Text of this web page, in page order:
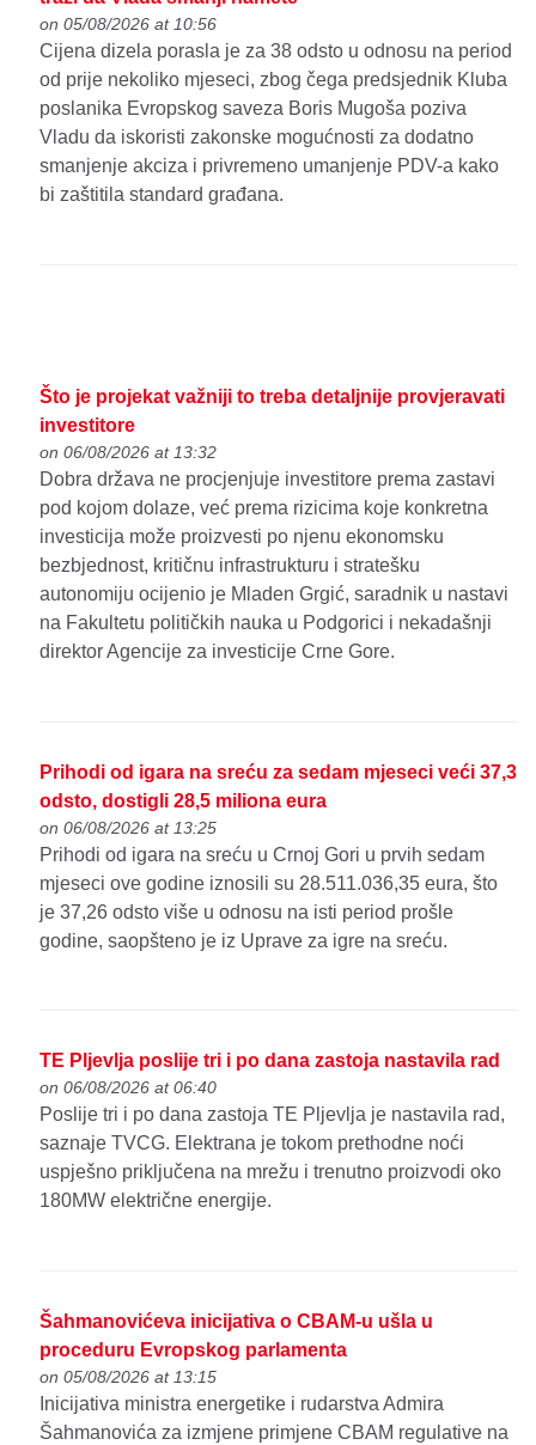
on 05/08/2026 at 10:56
Cijena dizela porasla je za 38 odsto u odnosu na period
od prije nekoliko mjeseci, zbog čega predsjednik Kluba
poslanika Evropskog saveza Boris Mugoša poziva
Vladu da iskoristi zakonske mogućnosti za dodatno
smanjenje akciza i privremeno umanjenje PDV-a kako
bi zaštitila standard građana.
Što je projekat važniji to treba detaljnije provjeravati
investitore
on 06/08/2026 at 13:32
Dobra država ne procjenjuje investitore prema zastavi
pod kojom dolaze, već prema rizicima koje konkretna
investicija može proizvesti po njenu ekonomsku
bezbjednost, kritičnu infrastrukturu i stratešku
autonomiju ocijenio je Mladen Grgić, saradnik u nastavi
na Fakultetu političkih nauka u Podgorici i nekadašnji
direktor Agencije za investicije Crne Gore.
Prihodi od igara na sreću za sedam mjeseci veći 37,3
odsto, dostigli 28,5 miliona eura
on 06/08/2026 at 13:25
Prihodi od igara na sreću u Crnoj Gori u prvih sedam
mjeseci ove godine iznosili su 28.511.036,35 eura, što
je 37,26 odsto više u odnosu na isti period prošle
godine, saopšteno je iz Uprave za igre na sreću.
TE Pljevlja poslije tri i po dana zastoja nastavila rad
on 06/08/2026 at 06:40
Poslije tri i po dana zastoja TE Pljevlja je nastavila rad,
saznaje TVCG. Elektrana je tokom prethodne noći
uspješno priključena na mrežu i trenutno proizvodi oko
180MW električne energije.
Šahmanovićeva inicijativa o CBAM-u ušla u
proceduru Evropskog parlamenta
on 05/08/2026 at 13:15
Inicijativa ministra energetike i rudarstva Admira
Šahmanovića za izmjene primjene CBAM regulative na